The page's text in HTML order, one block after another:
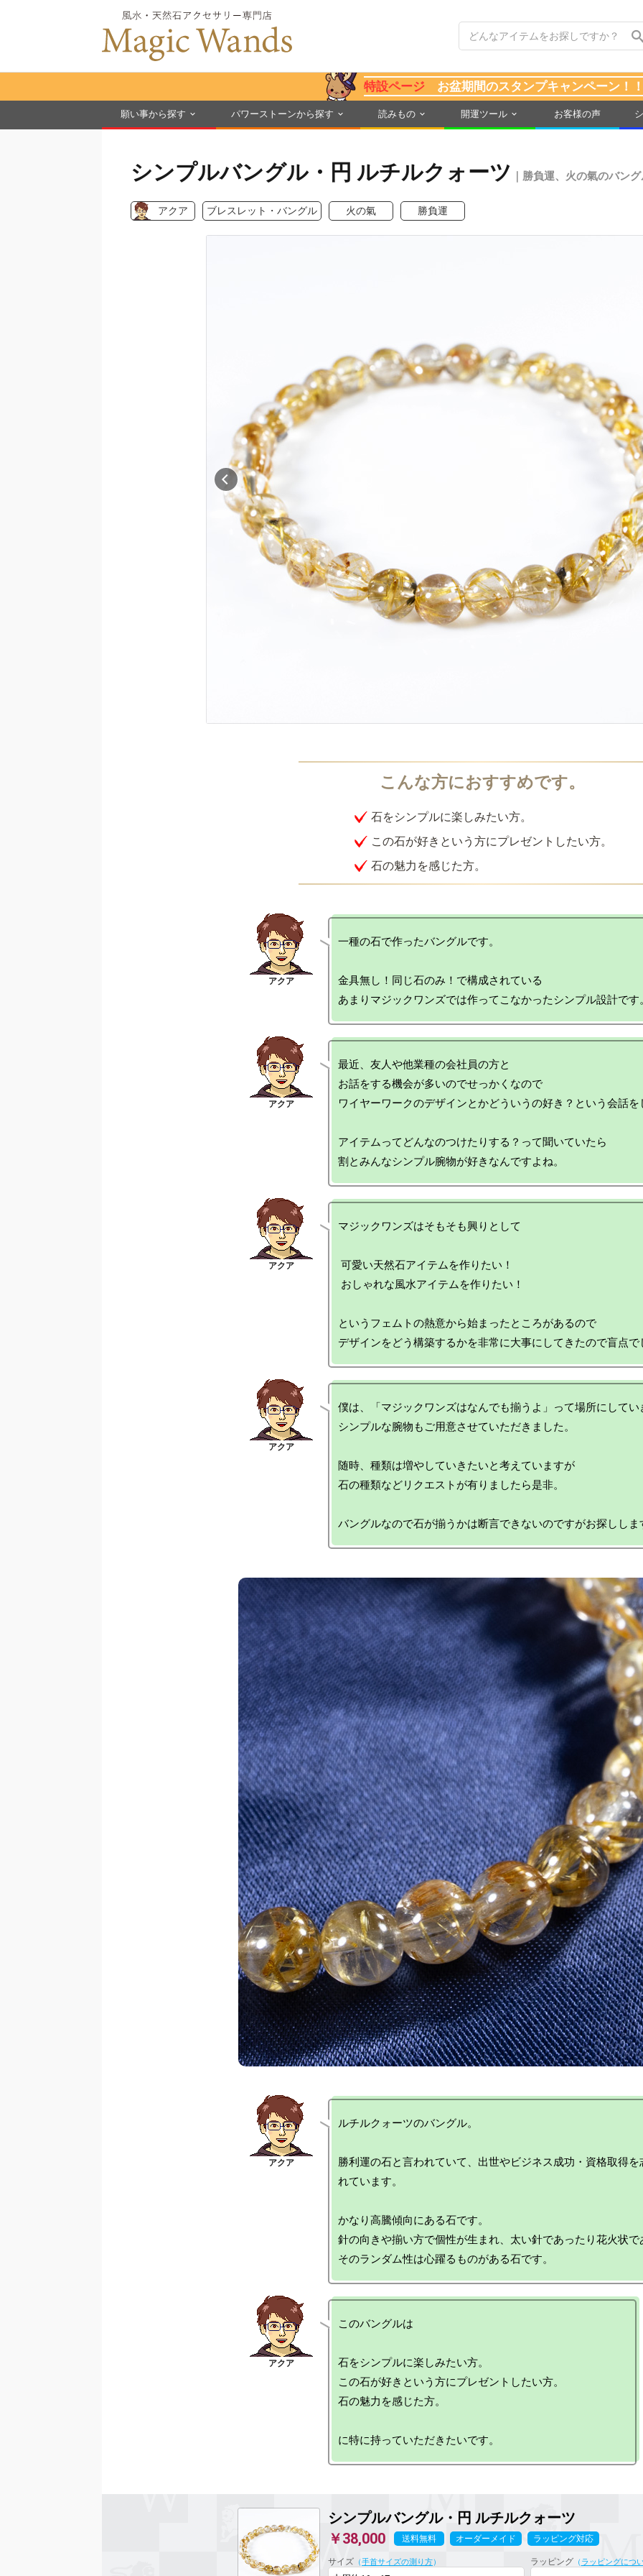
特設ページ お盆期間のスタンプキャンペーン！
願い事から探す パワーストーンから探す 読みもの 開運ツール お客様の声
シンプルバングル・円 ルチルクォーツ ｜勝負運、火の氣のバン
アクア ブレスレット・バングル 火の氣 勝負運
石をシンプルに楽しみたい方。
この石が好きという方にプレゼントしたい方。
石の魅力を感じた方。
一種の石で作ったバングルです。
金具無し！同じ石のみ！で構成されている
最近、友人や他業種の会社員の方と
お話をする機会が多いのでせっかくなので
ワイヤーワークのデザインとかどういうの好き？という会話を
アイテムってどんなのつけたりする？って聞いていたら
マジックワンズはそもそも興りとして
というフェムトの熱意から始まったところがあるので
僕は、「マジックワンズはなんでも揃うよ」って場所にしてい
シンプルな腕物もご用意させていただきました。
随時、種類は増やしていきたいと考えていますが
石の種類などリクエストが有りましたら是非。
ルチルクォーツのバングル。
勝利運の石と言われていて、出世やビジネス成功・資格取得
れています。
かなり高騰傾向にある石です。
針の向きや揃い方で個性が生まれ、太い針であったり花火状で
このバングルは
石をシンプルに楽しみたい方。
この石が好きという方にプレゼントしたい方。
石の魅力を感じた方。
シンプルバングル・円 ルチルクォーツ
￥38,000
送料無料 オーダーメイド ラッピング対応
サイズ （手首サイズの測り方） ラッピング（ ラッピングにつ